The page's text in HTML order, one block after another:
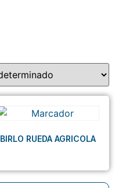
BIRLO RUEDA AGRICOLA